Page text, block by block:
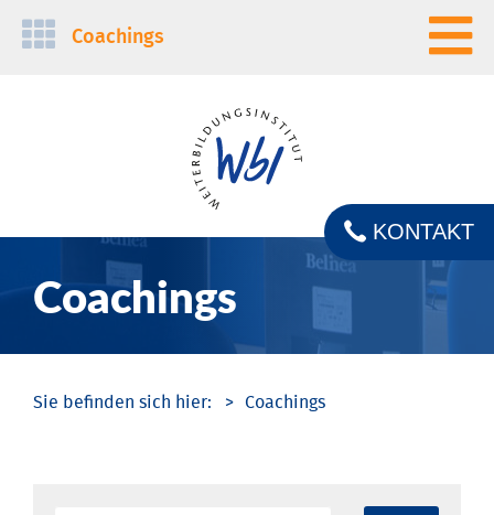
Navigation
Coachings
Coachings
KONTAKT
Coachings